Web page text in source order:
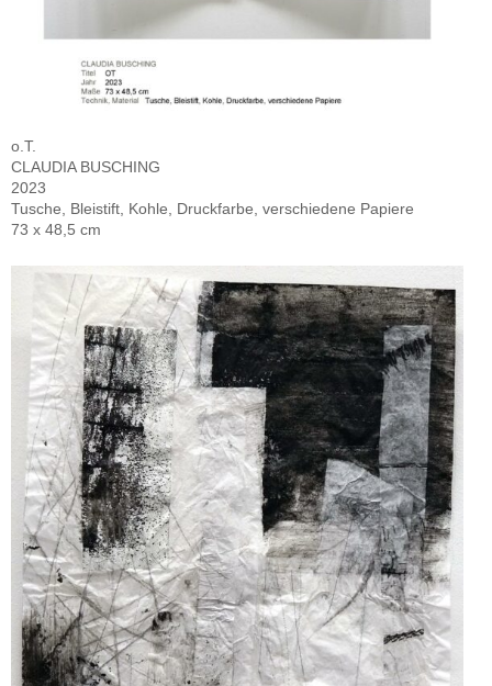
o.T.
CLAUDIA BUSCHING
2023
Tusche, Bleistift, Kohle, Druckfarbe, verschiedene Papiere
73 x 48,5 cm